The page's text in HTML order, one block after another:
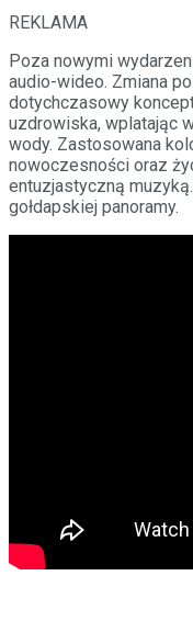
REKLAMA
Poza nowymi
audio-wideo. Zmiana
dotychczasowy
uzdrowiska, wplatając
wody. Zastosowana
nowoczesności oraz
entuzjastyczną
gołdapskiej panoramy.